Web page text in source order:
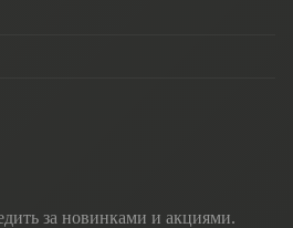
за новинками и акциями.